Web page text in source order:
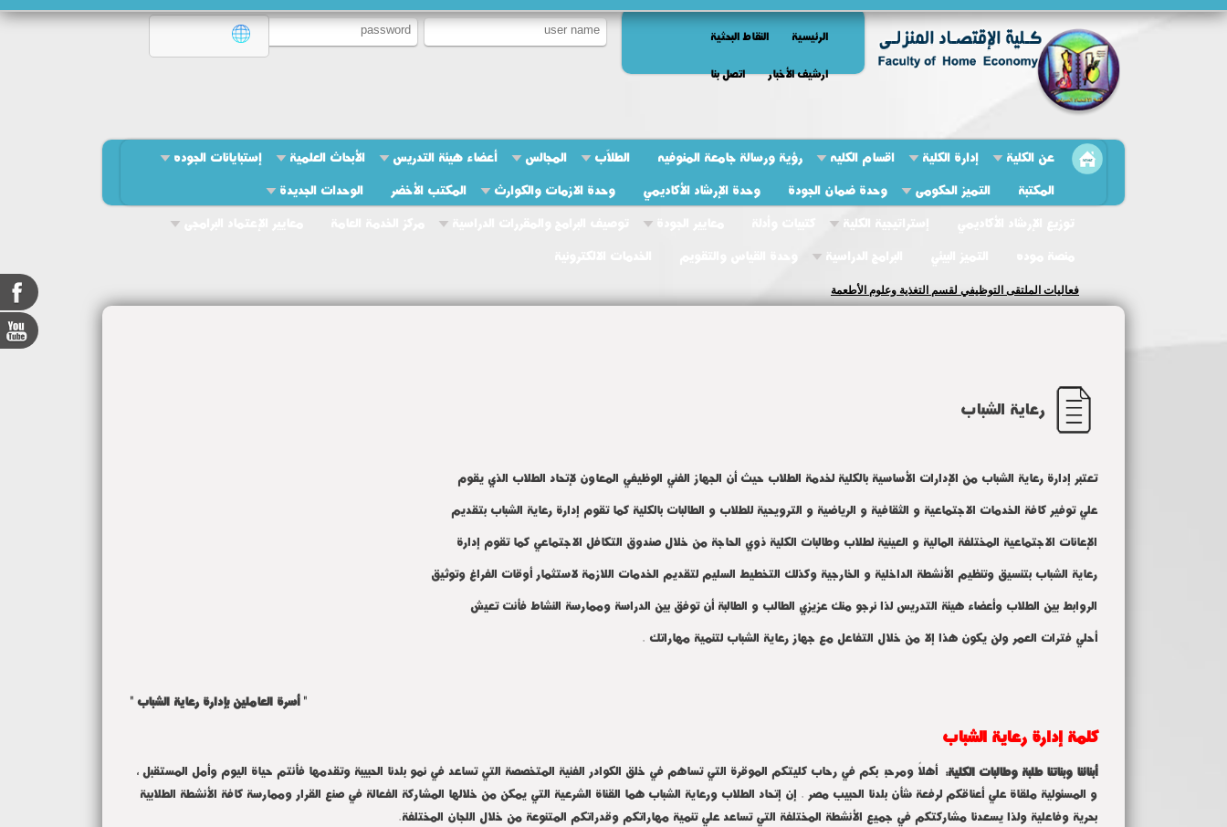
الرئيسية
النقاط البحثية
ارشيف الأخبار
اتصل بنا
عن الكلية إدارة الكلية اقسام الكليه رؤية ورسالة جامعة المنوفيه الطلاّب المجالس أعضاء هيئة التدريس الأبحاث العلمية
إستبايانات الجوده
المكتبة
التميز الحكومى وحدة ضمان الجودة وحدة الإرشاد الأكاديمي وحدة الازمات والكوارث المكتب الأخضر
الوحدات الجديدة
إستراتيجية الكلية
فعاليات الملتقى التوظيفي لقسم التغذية وعلوم الأطعمة
رعاية الشباب
تعتبر إدارة رعاية الشبابمن الإدارات الأساسية بالكلية لخدمة الطلاب حيث أن الجهاز الفني الوظيفي المعاون لإتحاد الطلاب الذي يقوم
علي توفير كافة الخدمات الاجتماعية و الثقافية و الرياضية و الترويحية للطلاب و الطالبات بالكلية كما تقوم إدارة رعاية الشباببتقديم
الإعانات الاجتماعية المختلفة المالية و العينية لطلاب وطالبات الكلية ذوي الحاجة من خلال صندوق التكافل الاجتماعي كما تقوم إدارة
رعاية الشباببتنسيق وتنظيم الأنشطة الداخلية و الخارجية وكذلك التخطيط السليم لتقديم الخدمات اللازمة لاستثمار أوقات الفراغ وتوثيق
الروابط بين الطلاب وأعضاء هيئة التدريس لذا نرجو منك عزيزي الطالب و الطالبة أن توفق بين الدراسة وممارسة النشاط فأنت تعيش
أحلي فترات العمر ولن يكون هذا إلا من خلال التفاعل مع جهاز رعاية الشباب لتنمية مهاراتك .
" أسرة العاملين بإدارة رعاية الشباب "
كلمة إدارة رعاية الشباب
أبنائنا وبناتنا طلبة وطالبات الكلية: أهلاً ومرحباً بكم في رحاب كليتكم الموقرة التي تساهم في خلق الكوادر الفنية المتخصصة التي تساعد في نمو بلدنا الحبيبة وتقدمها فأنتم حياة اليوم وأمل المستقبل ،
و المسئولية ملقاة علي أعناقكم لرفعة شأن بلدنا الحبيب مصر . إن إتحاد الطلاب ورعاية الشباب هما القناة الشرعية التي يمكن من خلالها المشاركة الفعالة في صنع القرار وممارسة كافة الأنشطة الطلابية
بحرية وفاعلية ولذا يسعدنا مشاركتكم في جميع الأنشطة المختلفة التي تساعد علي تنمية مهاراتكم وقدراتكم المتنوعة من خلال اللجان المختلفة.